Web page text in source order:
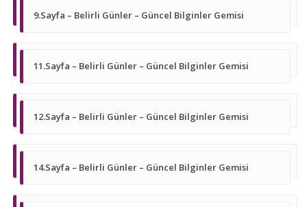
9.Sayfa – Belirli Günler – Güncel Bilginler Gemisi
11.Sayfa – Belirli Günler – Güncel Bilginler Gemisi
12.Sayfa – Belirli Günler – Güncel Bilginler Gemisi
14.Sayfa – Belirli Günler – Güncel Bilginler Gemisi